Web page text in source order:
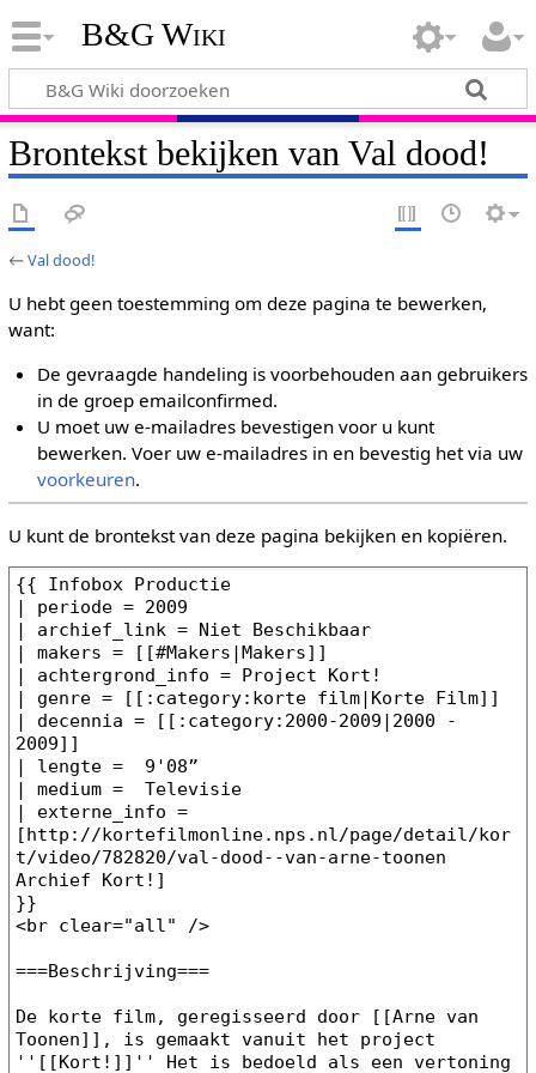
B&G Wiki
Brontekst bekijken van Val dood!
←Val dood!
U hebt geen toestemming om deze pagina te bewerken,
want:
De gevraagde handeling is voorbehouden aan gebruikers
in de groep emailconfirmed.
U moet uw e-mailadres bevestigen voor u kunt
bewerken. Voer uw e-mailadres in en bevestig het via uw
voorkeuren.
U kunt de brontekst van deze pagina bekijken en kopiëren.